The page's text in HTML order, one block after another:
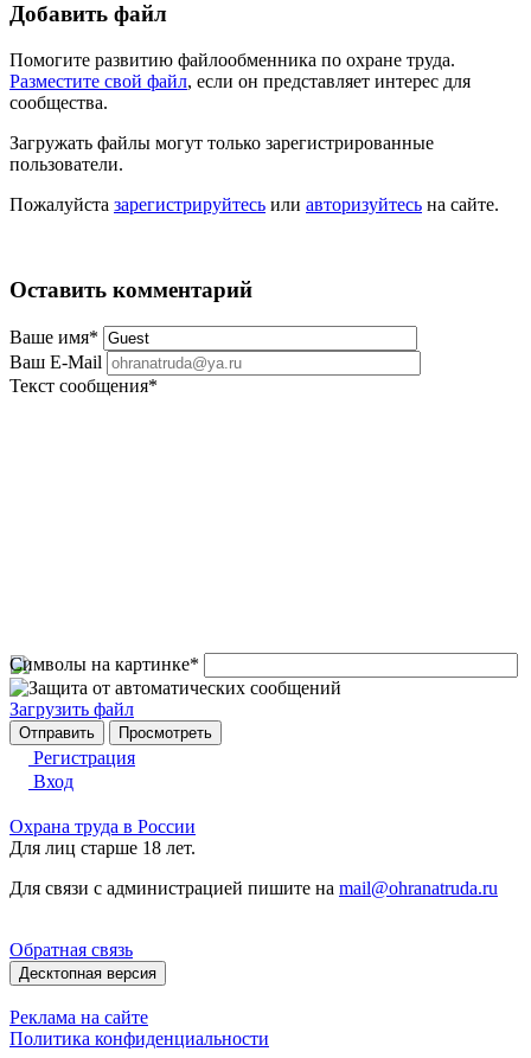
Добавить файл
Помогите развитию файлообменника по охране труда.
Разместите свой файл, если он представляет интерес для
сообщества.
Загружать файлы могут только зарегистрированные
пользователи.
Пожалуйста зарегистрируйтесь или авторизуйтесь на сайте.
Оставить комментарий
Ваше имя*
Ваш E-Mail
Текст сообщения*
Символы на картинке*
Загрузить файл
Регистрация
Вход
Охрана труда в России
Для лиц старше 18 лет.
Для связи с администрацией пишите на mail@ohranatruda.ru
Обратная связь
Десктопная версия
Реклама на сайте
Политика конфиденциальности